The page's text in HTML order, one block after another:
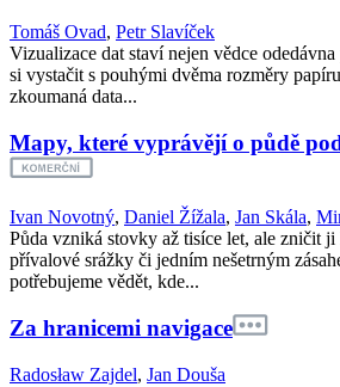
Tomáš Ovad, Petr Slavíček
Vizualizace dat staví nejen vědce
si vystačit s pouhými dvěma rozměry
zkoumaná data...
Mapy, které vyprávějí o půdě
Ivan Novotný, Daniel Žížala, Jan Skála,
Půda vzniká stovky až tisíce let, ale zničit ji
přívalové srážky či jedním nešetrným
potřebujeme vědět, kde...
Za hranicemi navigace
Radosław Zajdel, Jan Douša